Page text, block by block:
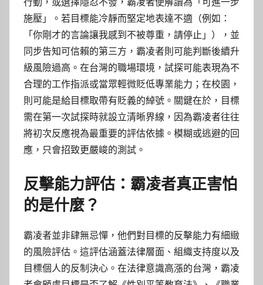
行動，或選擇隱忍不發，霸凌者便解讀為「可進一步
施壓」。若目標能冷靜而堅定地表達不適（例如：
「你剛才的言論讓我感到不被尊重，請停止」），並
同步告知可信賴的第三方，霸凌者則可能判斷後續升
級風險過高。在台灣的職場環境，試探可能表現為不
合理的工作指派或當眾輕微貶低專業能力；在校園，
則可能是給目標取帶有貶義的綽號。關鍵在於，目標
需在第一次試探時就設立清晰界線，因為霸凌者往往
將初次反應視為最重要的評估依據。模糊或逃避的回
應，只會招致更嚴峻的測試。
反擊能力評估：霸凌者真正害怕
的是什麼？
霸凌者並非肆無忌憚，他們對目標的反擊能力有細緻
的風險評估。這評估涵蓋法律層面、組織支持度以及
目標個人的反制決心。在法律意識高漲的台灣，霸凌